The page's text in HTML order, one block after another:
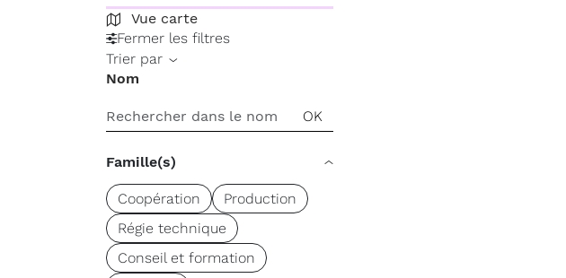
Vue carte
Fermer les filtres
Trier par
Nom
Famille(s)
Coopération
Production
Régie technique
Conseil et formation